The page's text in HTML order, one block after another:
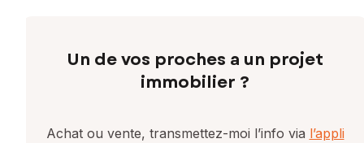
Un de vos proches a un projet
immobilier ?
Achat ou vente, transmettez-moi l’info via l’appli